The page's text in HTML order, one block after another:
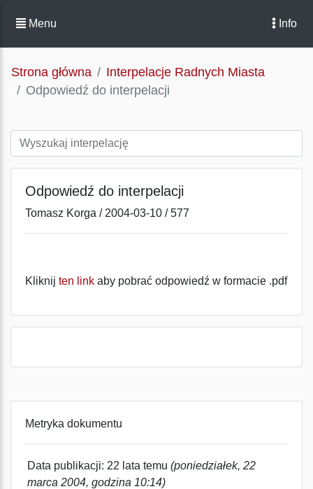
Menu Info
Strona główna
Interpelacje Radnych Miasta
Odpowiedź do interpelacji
Odpowiedź do interpelacji
Tomasz Korga / 2004-03-10 / 577
Kliknij ten link aby pobrać odpowiedź w formacie .pdf
Metryka dokumentu
Data publikacji: 22 lata temu (poniedziałek, 22
marca 2004, godzina 10:14)